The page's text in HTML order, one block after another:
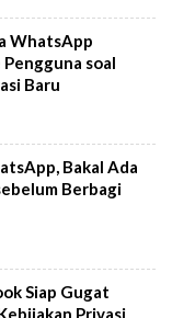
WhatsApp
soal
Baru
Bakal Ada
Berbagi
Siap Gugat
Privasi